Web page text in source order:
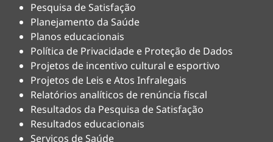
Pesquisa de Satisfação
Planejamento da Saúde
Planos educacionais
Política de Privacidade e Proteção de Dados
Projetos de incentivo cultural e esportivo
Projetos de Leis e Atos Infralegais
Relatórios analíticos de renúncia fiscal
Resultados da Pesquisa de Satisfação
Resultados educacionais
Serviços de Saúde